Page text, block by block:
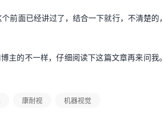
前面已经讲过了，结合一下就行，不清楚的，
主的不一样，仔细阅读下这篇文章再来问我。
康耐视 机器视觉